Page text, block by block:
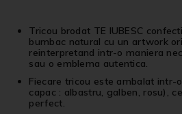
Tricou brodat TE IUBESC
bumbac natural cu un artwork
reinterpretand intr-o maniera
sau o emblema autentica.
Fiecare tricou este ambalat intr-
capac : albastru, galben, rosu),
perfect.